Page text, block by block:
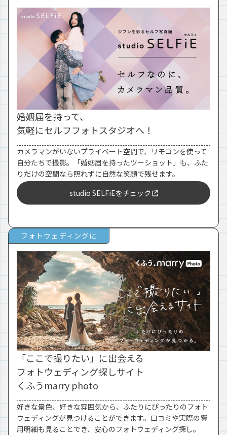
婚姻届を持って、
気軽にセルフフォトスタジオへ！
カメラマンがいないプライベート空間で、リモコンを使って
自分たちで撮影。「婚姻届を持ったツーショット」も、ふた
りだけの空間なら照れずに自然な笑顔で残せます。
studio SELFiEをチェック
フォトウェディングに
「ここで撮りたい」に出会える
フォトウェディング探しサイト
くふうmarry photo
好きな景色、好きな雰囲気から、ふたりにぴったりのフォト
ウェディングが見つけることができます。口コミや実際の費
用明細も見ることでき、安心のフォトウェディング探し。